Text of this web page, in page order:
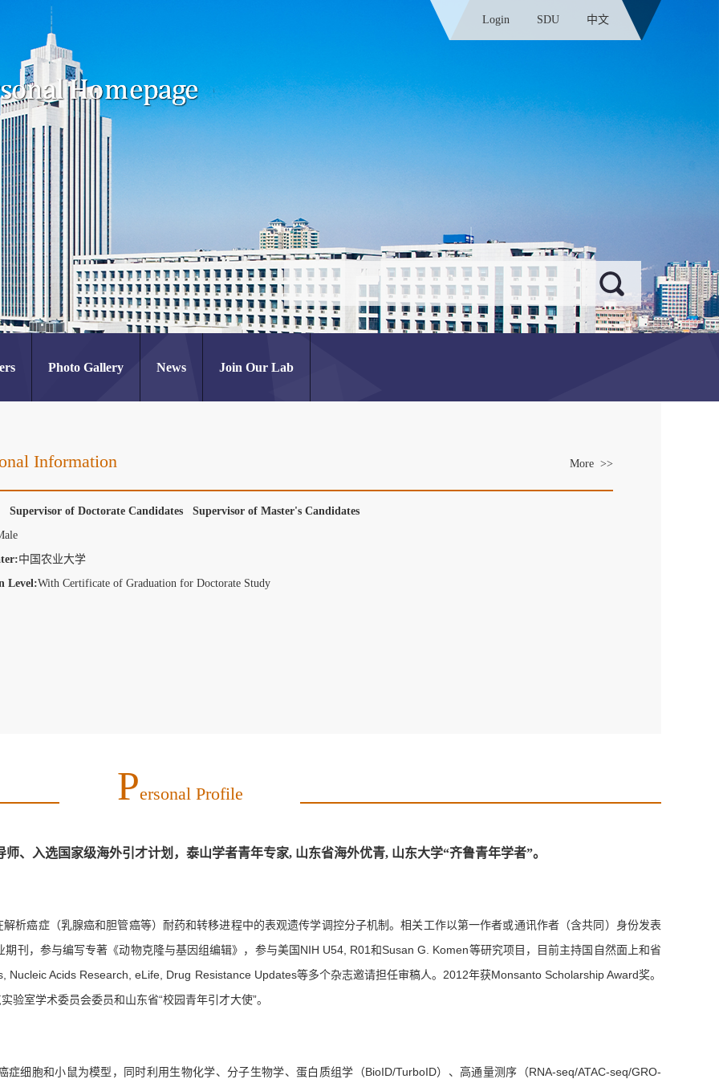
Login SDU 中文
Photo Gallery News Join Our Lab
Information More >>
Supervisor of Doctorate Candidates Supervisor of Master's Candidates
中国农业大学
Level:With Certificate of Graduation for Doctorate Study
PErsonal Profile
、 入选国家级海外引才计划，泰山学者青年专家, 山东省海外优青, 山东大学“齐鲁青年学者”。
析癌症（乳腺癌和胆管癌等）耐药和转移进程中的表观遗传学调控分子机制。相关工作以第一作者或通讯作者（含共同）身份发表
期刊，参与编写专著《动物克隆与基因组编辑》，参与美国NIH U54, R01和Susan G. Komen等研究项目，目前主持国自然面上和省
Nucleic Acids Research, eLife, Drug Resistance Updates等多个杂志邀请担任审稿人。 2012年获Monsanto Scholarship Award奖。
室学术委员会委员和山东省“校园青年引才大使”。
细胞和小鼠为模型，同时利用生物化学、分子生物学、蛋白质组学（BioID/TurboID）、高通量测序（RNA-seq/ATAC-seq/GRO-